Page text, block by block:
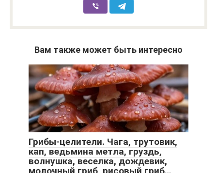
Вам также может быть интересно
Грибы-целители. Чага, трутовик,
кап, ведьмина метла, груздь,
волнушка, веселка, дождевик,
молочный гриб, рисовый гриб…